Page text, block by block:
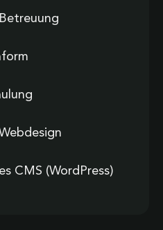
CMS (WordPress)